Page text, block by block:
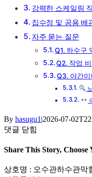
강력한 스케일링
집수정 및 공용 배
자주 묻는 질문
Q1. 하수구
Q2. 작업
Q3. 야간이
By hasugu1 |2026-07-
댓글 닫힘
Share This Story, Choose
Facebook
X
Reddit
LinkedIn
Tumblr
Pinterest
Vk
이
상호명 : 오수관하수관막